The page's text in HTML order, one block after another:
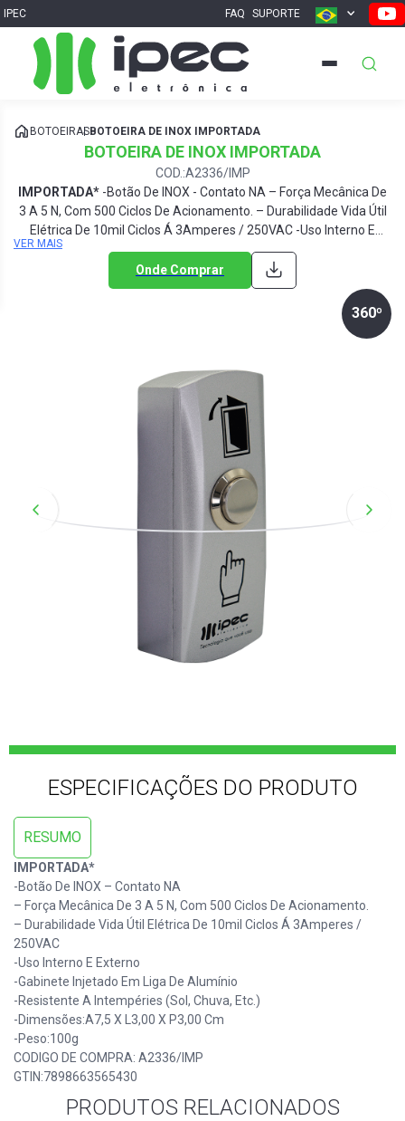
IPEC FAQ SUPORTE
BOTOEIRASBOTOEIRA DE INOX IMPORTADA
BOTOEIRA DE INOX IMPORTADA
COD.:A2336/IMP
IMPORTADA* -Botão De INOX - Contato NA – Força Mecânica De
3 A 5 N, Com 500 Ciclos De Acionamento. – Durabilidade Vida Útil
Elétrica De 10mil Ciclos Á 3Amperes / 250VAC -Uso Interno E
Externo -Gabinete Injetado Em Liga De Alumínio -Resistente A
Intempéries (Sol, Chuva, Etc.) -Dimensões:A7,5 X L3,00 X P3,00
Cm -Peso:100g CODIGO DE COMPRA:A2336/IMP
VER MAIS
Onde Comprar
360º
ESPECIFICAÇÕES DO PRODUTO
RESUMO
IMPORTADA*
-Botão De INOX – Contato NA
– Força Mecânica De 3 A 5 N, Com 500 Ciclos De Acionamento.
– Durabilidade Vida Útil Elétrica De 10mil Ciclos Á 3Amperes /
250VAC
-Uso Interno E Externo
-Gabinete Injetado Em Liga De Alumínio
-Resistente A Intempéries (Sol, Chuva, Etc.)
-Dimensões:A7,5 X L3,00 X P3,00 Cm
-Peso:100g
CODIGO DE COMPRA: A2336/IMP
GTIN:7898663565430
PRODUTOS RELACIONADOS